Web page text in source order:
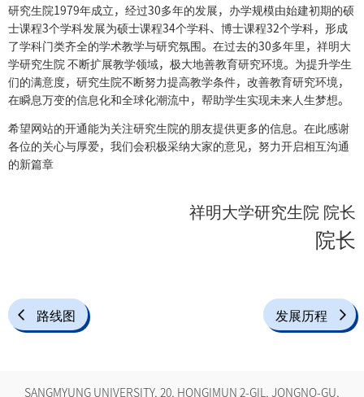
研究生院1979年成立，经过30多年的发展，办学规模由始建初期的硕
士课程3个学科发展为硕士课程34个学科、博士课程32个学科，形成
了学科门类齐全的学术教学与研究氛围。在过去的30多年里，祥明大
学研究生院 不断扩展教学领域，极大地善教育研究环境。为提升学生
们的满意度，研究生院不断努力提高教学条件，改善教育研究环境，
在瞬息万变的信息化和全球化潮流中，帮助学生实现未来人生梦想。
希望网站的开通能为关注研究生院的朋友提供更多的信息。在此感谢
各位的关心与厚爱，我们会积极采纳大家的意见，努力开启相互沟通
的新篇章
祥明大学研究生院 院长
院长
路线图 发展历程
SANGMYUNG UNIVERSITY, 20, HONGIMUN 2-GIL, JONGNO-GU,